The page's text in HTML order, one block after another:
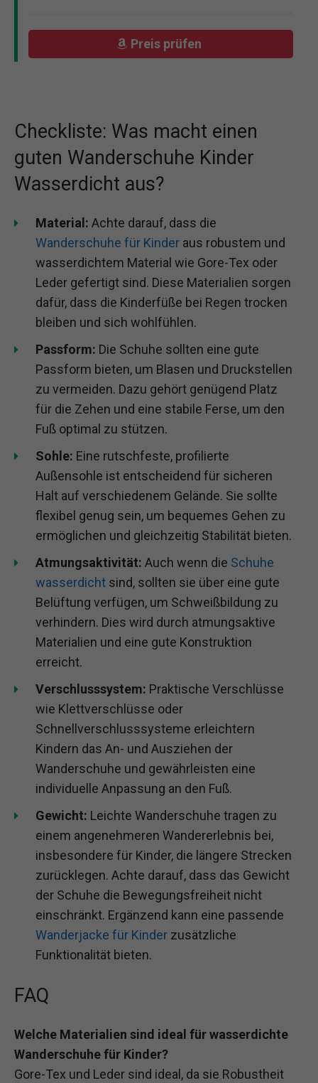
Preis prüfen
Checkliste: Was macht einen
guten Wanderschuhe Kinder
Wasserdicht aus?
Material: Achte darauf, dass die
Wanderschuhe für Kinder aus robustem und
wasserdichtem Material wie Gore-Tex oder
Leder gefertigt sind. Diese Materialien sorgen
dafür, dass die Kinderfüße bei Regen trocken
bleiben und sich wohlfühlen.
Passform: Die Schuhe sollten eine gute
Passform bieten, um Blasen und Druckstellen
zu vermeiden. Dazu gehört genügend Platz
für die Zehen und eine stabile Ferse, um den
Fuß optimal zu stützen.
Sohle: Eine rutschfeste, profilierte
Außensohle ist entscheidend für sicheren
Halt auf verschiedenem Gelände. Sie sollte
flexibel genug sein, um bequemes Gehen zu
ermöglichen und gleichzeitig Stabilität bieten.
Atmungsaktivität: Auch wenn die Schuhe
wasserdicht sind, sollten sie über eine gute
Belüftung verfügen, um Schweißbildung zu
verhindern. Dies wird durch atmungsaktive
Materialien und eine gute Konstruktion
erreicht.
Verschlusssystem: Praktische Verschlüsse
wie Klettverschlüsse oder
Schnellverschlusssysteme erleichtern
Kindern das An- und Ausziehen der
Wanderschuhe und gewährleisten eine
individuelle Anpassung an den Fuß.
Gewicht: Leichte Wanderschuhe tragen zu
einem angenehmeren Wandererlebnis bei,
insbesondere für Kinder, die längere Strecken
zurücklegen. Achte darauf, dass das Gewicht
der Schuhe die Bewegungsfreiheit nicht
einschränkt. Ergänzend kann eine passende
Wanderjacke für Kinder zusätzliche
Funktionalität bieten.
FAQ
Welche Materialien sind ideal für wasserdichte
Wanderschuhe für Kinder?
Gore-Tex und Leder sind ideal, da sie Robustheit